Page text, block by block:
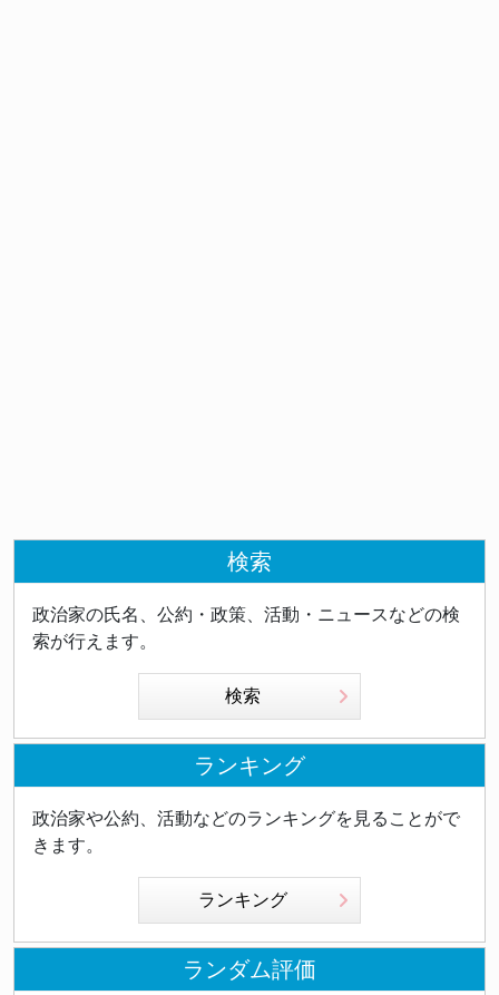
検索
政治家の氏名、公約・政策、活動・ニュースなどの検
索が行えます。
検索
ランキング
政治家や公約、活動などのランキングを見ることがで
きます。
ランキング
ランダム評価